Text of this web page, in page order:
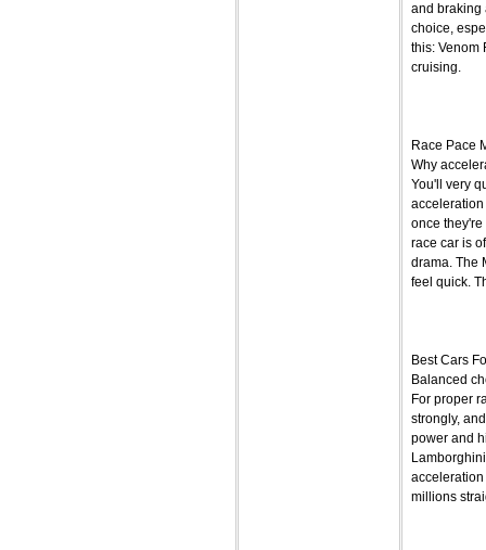
and braking
choice,
this: Venom
cruising.
Race Pace
Why
You'll very
acceleration
once
race car is
drama. The
feel quick.
Best Cars
Balanced
For proper
strongly,
power and
acceleration
millions